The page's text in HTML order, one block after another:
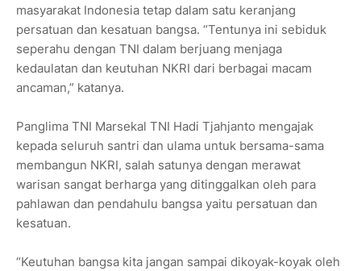
masyarakat Indonesia tetap dalam satu keranjang
persatuan dan kesatuan bangsa. “Tentunya ini sebiduk
seperahu dengan TNI dalam berjuang menjaga
kedaulatan dan keutuhan NKRI dari berbagai macam
ancaman,” katanya.
Panglima TNI Marsekal TNI Hadi Tjahjanto mengajak
kepada seluruh santri dan ulama untuk bersama-sama
membangun NKRI, salah satunya dengan merawat
warisan sangat berharga yang ditinggalkan oleh para
pahlawan dan pendahulu bangsa yaitu persatuan dan
kesatuan.
“Keutuhan bangsa kita jangan sampai dikoyak-koyak oleh